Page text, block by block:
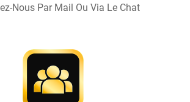
Nous Par Mail Ou Via Le Chat